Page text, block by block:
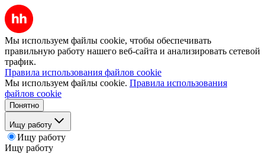
Мы используем файлы cookie, чтобы обеспечивать
правильную работу нашего веб-сайта и анализировать сетевой
трафик.
Правила использования файлов cookie
Мы используем файлы cookie. Правила использования
файлов cookie
Понятно
Ищу работу
Ищу работу
Ищу работу